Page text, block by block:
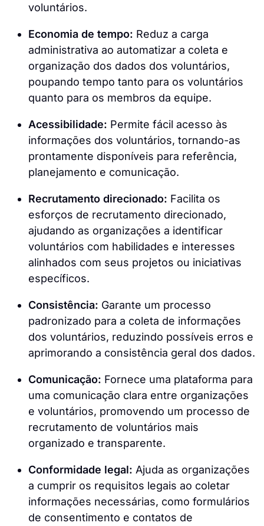
voluntários.
Economia de tempo: Reduz a carga
administrativa ao automatizar a coleta e
organização dos dados dos voluntários,
poupando tempo tanto para os voluntários
quanto para os membros da equipe.
Acessibilidade: Permite fácil acesso às
informações dos voluntários, tornando-as
prontamente disponíveis para referência,
planejamento e comunicação.
Recrutamento direcionado: Facilita os
esforços de recrutamento direcionado,
ajudando as organizações a identificar
voluntários com habilidades e interesses
alinhados com seus projetos ou iniciativas
específicos.
Consistência: Garante um processo
padronizado para a coleta de informações
dos voluntários, reduzindo possíveis erros e
aprimorando a consistência geral dos dados.
Comunicação: Fornece uma plataforma para
uma comunicação clara entre organizações
e voluntários, promovendo um processo de
recrutamento de voluntários mais
organizado e transparente.
Conformidade legal: Ajuda as organizações
a cumprir os requisitos legais ao coletar
informações necessárias, como formulários
de consentimento e contatos de